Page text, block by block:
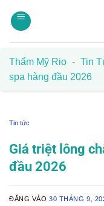
qua
Thẩm Mỹ Rio - Tin
spa hàng đầu 2026
Tin tức
Giá triệt lông
đầu 2026
ĐĂNG VÀO30 THÁNG 9,